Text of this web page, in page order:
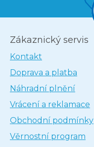
Zákaznický servis
Kontakt
Doprava a platba
Náhradní plnění
Vrácení a reklamace
Obchodní podmínky
Věrnostní program